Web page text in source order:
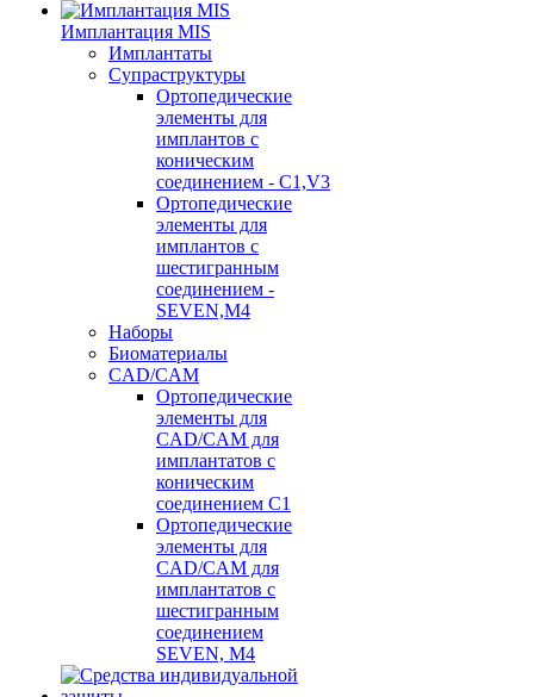
Имплантация MIS
Имплантаты
Супраструктуры
Ортопедические
элементы для
имплантов с
коническим
соединением - C1,V3
Ортопедические
элементы для
имплантов с
шестигранным
соединением -
SEVEN,M4
Наборы
Биоматериалы
CAD/CAM
Ортопедические
элементы для
CAD/CAM для
имплантатов с
коническим
соединением С1
Ортопедические
элементы для
CAD/CAM для
имплантатов с
шестигранным
соединением
SEVEN, М4